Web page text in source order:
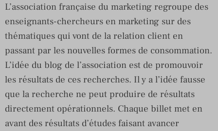
L’association française du marketing regroupe des
enseignants-chercheurs en marketing sur des
thématiques qui vont de la relation client en
passant par les nouvelles formes de consommation.
L’idée du blog de l’association est de promouvoir
les résultats de ces recherches. Il y a l’idée fausse
que la recherche ne peut produire de résultats
directement opérationnels. Chaque billet met en
avant des résultats d’études faisant avancer